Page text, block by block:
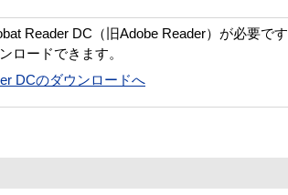
Reader DC（旧Adobe Reader）が必要です
ロードできます。
DCのダウンロードへ